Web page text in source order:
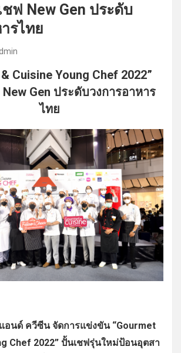
ชฟ New Gen ประดับ
รไทย
Cuisine Young Chef 2022”
Gen ประดับวงการอาหาร
ไทย
อนด์ ควีซีน จัดการแข่งขัน “Gourmet
Chef 2022” ปั้นเชฟรุ่นใหม่ป้อนอุตสา